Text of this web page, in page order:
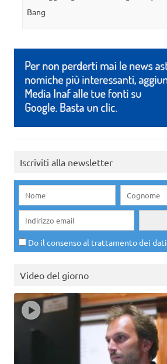
Bang
Iscriviti alla newsletter
Do il consenso al trattamento dei dati
Video del giorno